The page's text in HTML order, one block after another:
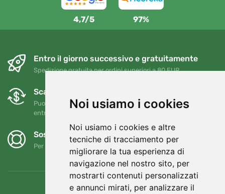
Noi usiamo i cookies
Noi usiamo i cookies e altre
tecniche di tracciamento per
migliorare la tua esperienza di
navigazione nel nostro sito, per
mostrarti contenuti personalizzati
e annunci mirati, per analizzare il
4,7/5 97%
Entro il giorno successivo e gratuitamente
Spedizione gratuita per ordini superiori a 80 EUR
Scambi e resi gratuiti
Puoi restituire o cambiare il tuo ordine in qualsiasi momento
entro 90 giorni
Sosteniamo Trees.org
Per ogni ordine piantiamo un albero! Leggi di più